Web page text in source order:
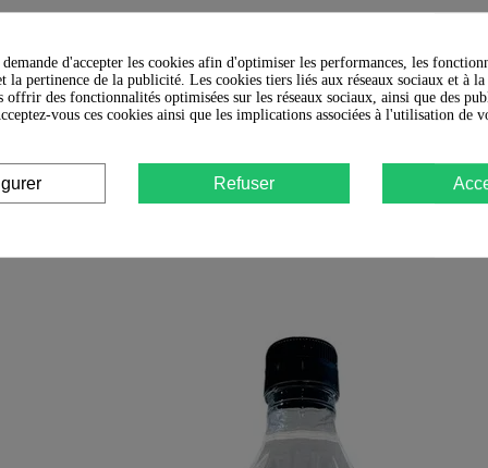
demande d'accepter les cookies afin d'optimiser les performances, les
la pertinence de la publicité. Les cookies tiers liés aux réseaux sociaux et à
offrir des fonctionnalités optimisées sur les réseaux sociaux, ainsi que des
vous ces cookies ainsi que les implications associées à l'utilisation de
Refuser